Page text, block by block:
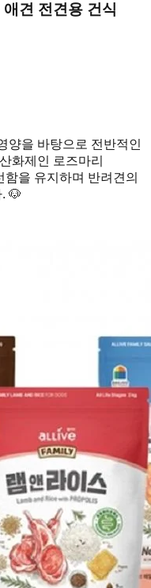
견 전견용 건식
양을 바탕으로 전반적인
화제인 로즈마리
을 유지하며 반려견의
🐶